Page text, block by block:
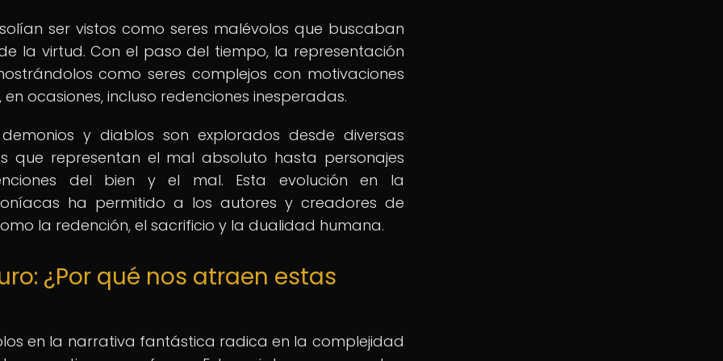
ser vistos como seres malévolos que buscaban
la virtud. Con el paso del tiempo, la representación
como seres complejos con motivaciones
ocasiones, incluso redenciones inesperadas.
y diablos son explorados desde diversas
que representan el mal absoluto hasta personajes
del bien y el mal. Esta evolución en la
ha permitido a los autores y creadores de
la redención, el sacrificio y la dualidad humana.
¿Por qué nos atraen estas
en la narrativa fantástica radica en la complejidad